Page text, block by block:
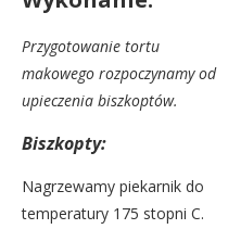
Przygotowanie tortu
makowego rozpoczynamy od
upieczenia biszkoptów.
Biszkopty:
Nagrzewamy piekarnik do
temperatury 175 stopni C.